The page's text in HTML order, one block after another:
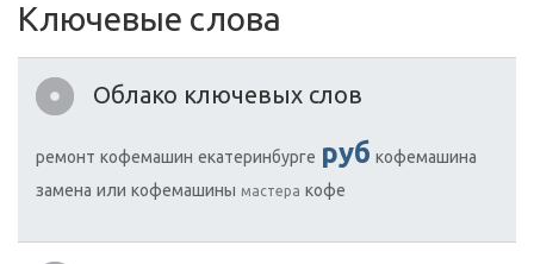
Ключевые слова
Облако ключевых слов
ремонт кофемашин екатеринбурге руб кофемашина
замена или кофемашины мастера кофе